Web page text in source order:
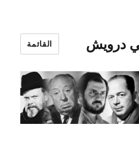
درويش القائمة